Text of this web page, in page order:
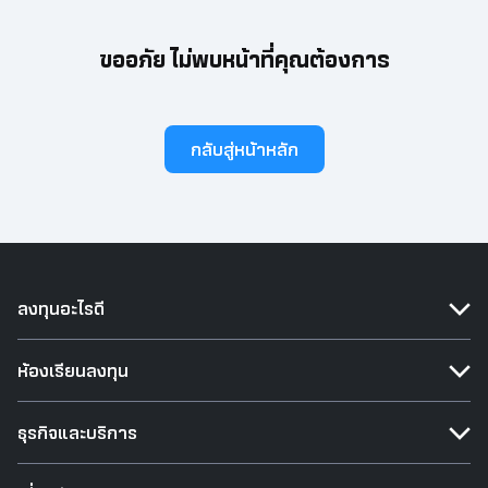
ขออภัย ไม่พบหน้าที่คุณต้องการ
กลับสู่หน้าหลัก
ลงทุนอะไรดี
ห้องเรียนลงทุน
ธุรกิจและบริการ